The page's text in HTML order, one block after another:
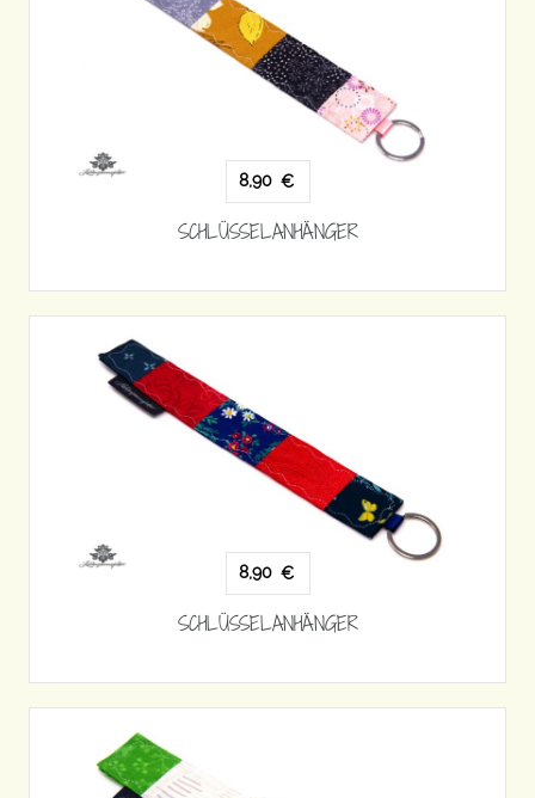
8,90 €
SCHLÜSSELANHÄNGER
8,90 €
SCHLÜSSELANHÄNGER